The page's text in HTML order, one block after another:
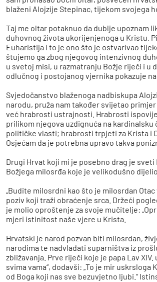
blaženi Alojzije Stepinac, tijekom svojega
Taj me oltar potaknuo da dublje upoznam
duhovnog života ukorijenjenoga u Kristu.
Euharistija i to je ono što je ostvarivao
štujemo ga zbog njegovog intenzivnog
u svetoj misi, u razmatranju Božje riječi i
odlučnog i postojanog vjernika pokazuje
Svjedočanstvo blaženoga nadbiskupa
narodu, pruža nam također svijetao
već hrabrosti ustrajnosti. Hrabrosti
prilikom njegova uzdignuća na
političke vlasti; hrabrosti trpjeti za Krista i
Osjećam da je potrebna upravo takva
Drugi Hrvat koji mi je posebno drag je
Božjega milosrđa koje je velikodušno
„Budite milosrdni kao što je milosrdan
poziv koji traži obraćenje srca. Držeći
je molio oproštenje za svoje mučitelje:
mjeri istinitost naše vjere u Krista.
Hrvatski je narod pozvan biti milosrdan,
narodima te nadvladati suparništva iz
zbližavanja. Prve riječi koje je papa Lav
svima vama“, dodavši: „To je mir
od Boga koji nas sve bezuvjetno ljubi.“